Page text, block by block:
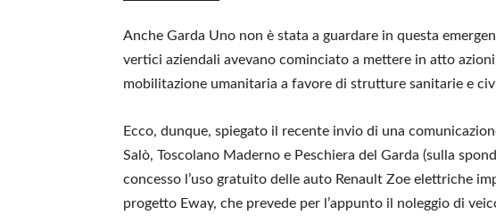
Anche Garda Uno non è stata a guardare in questa
vertici aziendali avevano cominciato a mettere in atto
mobilitazione umanitaria a favore di strutture sanitarie e
Ecco, dunque, spiegato il recente invio di una
Salò, Toscolano Maderno e Peschiera del Garda (sulla
concesso l’uso gratuito delle auto Renault Zoe elettriche
progetto Eway, che prevede per l’appunto il noleggio di